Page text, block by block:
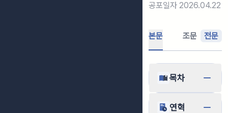
공포일자 2026.04.22
본문 조문 전문
목차
연혁